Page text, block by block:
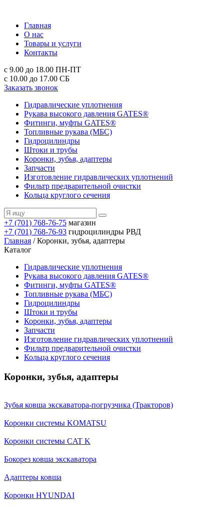
Главная
О нас
Товары и услуги
Контакты
с 9.00 до 18.00 ПН-ПТ
с 10.00 до 17.00 СБ
Заказать звонок
Гидравлические уплотнения
Рукава высокого давления GATES®
Фитинги, муфты GATES®
Топливные рукава (МБС)
Гидроцилиндры
Штоки и трубы
Коронки, зубья, адаптеры
Запчасти
Изготовление гидравлических уплотнений
Фильтр предварительной очистки
Кольца круглого сечения
+7 (701) 768-76-75 магазин
+7 (701) 768-76-93 гидроцилиндры РВД
Главная / Коронки, зубья, адаптеры
Каталог
Гидравлические уплотнения
Рукава высокого давления GATES®
Фитинги, муфты GATES®
Топливные рукава (МБС)
Гидроцилиндры
Штоки и трубы
Коронки, зубья, адаптеры
Запчасти
Изготовление гидравлических уплотнений
Фильтр предварительной очистки
Кольца круглого сечения
Коронки, зубья, адаптеры
Зубья ковша экскаватора-погрузчика (Тракторов)
Коронки системы KOMATSU
Коронки системы CAT K
Бокорез ковша экскаватора
Адаптеры ковша
Коронки HYUNDAI